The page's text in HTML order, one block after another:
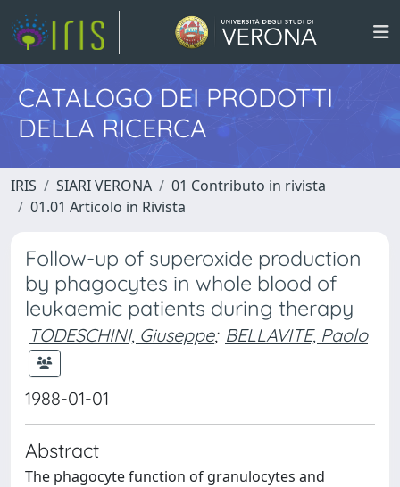
CATALOGO DEI PRODOTTI
DELLA RICERCA
IRIS SIARI VERONA
01 Contributo in rivista
01.01 Articolo in Rivista
Follow-up of superoxide production
by phagocytes in whole blood of
leukaemic patients during therapy
TODESCHINI, Giuseppe; BELLAVITE, Paolo
1988-01-01
Abstract
The phagocyte function of granulocytes and